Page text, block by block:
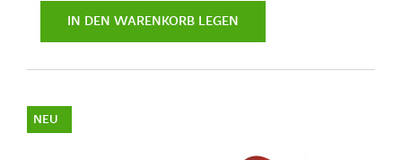
IN DEN WARENKORB LEGEN
NEU